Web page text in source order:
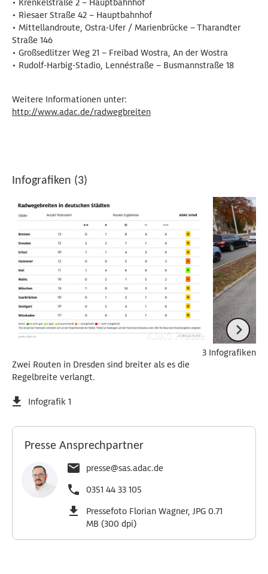
• Krenkelstraße 2 – Hauptbahnhof
• Riesaer Straße 42 – Hauptbahnhof
• Mittellandroute, Ostra-Ufer / Marienbrücke – Tharandter
Straße 146
• Großsedlitzer Weg 21 – Freibad Wostra, An der Wostra
• Rudolf-Harbig-Stadio, Lennéstraße – Busmannstraße 18
Weitere Informationen unter:
http://www.adac.de/radwegbreiten
Infografiken (3)
Zwei Routen in Dresden sind breiter als es die
Regelbreite verlangt.
Infografik 1
3 Infografiken
Presse Ansprechpartner
presse@sas.adac.de
0351 44 33 105
Pressefoto Florian Wagner, JPG 0.71
MB (300 dpi)